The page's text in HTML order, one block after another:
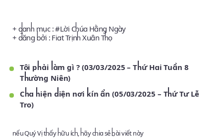
+ danh mục : #Lời Chúa Hằng Ngày
+ đăng bởi : Fiat Trịnh Xuân Thọ
Tôi phải làm gì ? (03/03/2025 – Thứ Hai Tuần 8
Thường Niên)
Cha hiện diện nơi kín ẩn (05/03/2025 – Thứ Tư Lễ
Tro)
nếu Quý Vị thấy hữu ích, hãy chia sẻ bài viết này